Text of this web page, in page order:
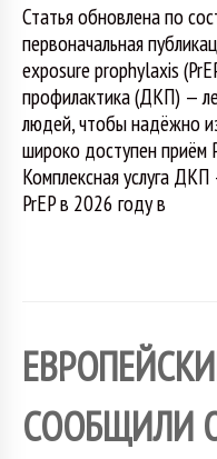
Статья обновлена по
первоначальная
exposure prophylaxis
профилактика (ДКП) —
людей, чтобы надёжно
широко доступен приём
Комплексная услуга
PrEP в 2026 году в
СООБЩИЛИ